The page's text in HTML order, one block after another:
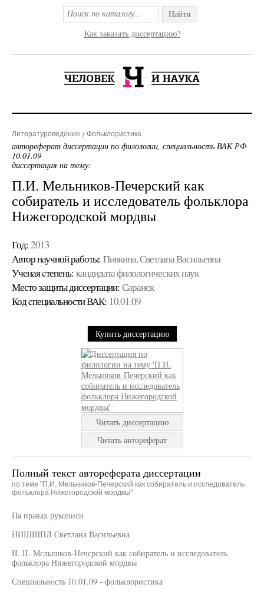
Найти
Как заказать диссертацию?
Литературоведение Фольклористика
автореферат диссертации по филологии, специальность ВАК РФ
10.01.09
диссертация на тему:
П.И. Мельников-Печерский как
собиратель и исследователь фольклора
Нижегородской мордвы
Год: 2013
Автор научной работы: Пивкина, Светлана Васильевна
Ученая cтепень: кандидата филологических наук
Место защиты диссертации: Саранск
Код cпециальности ВАК: 10.01.09
Купить диссертацию
Читать диссертацию
Читать автореферат
Полный текст автореферата диссертации
по теме "П.И. Мельников-Печерский как собиратель и исследователь
фольклора Нижегородской мордвы"
Па правах рукописи
НИШШПЛ Светлана Васильевна
II. II. Мслышков-Нечсрский как собиратель н исследователь
фольклора Нижегородской мордвы
Специальность 10.01.09 - фольклористика